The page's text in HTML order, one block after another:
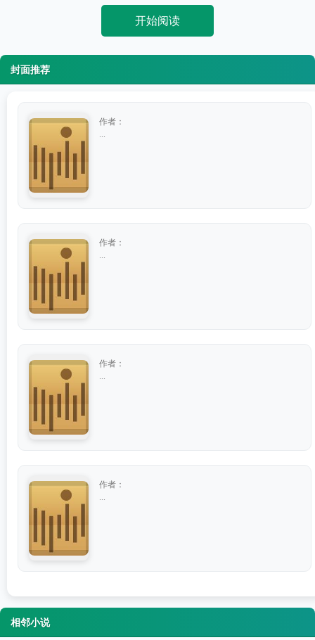
开始阅读
封面推荐
作者：
作者：
作者：
作者：
相邻小说